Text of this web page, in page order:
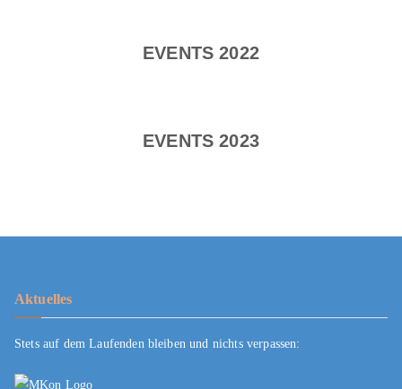
EVENTS 2023
EVENTS 2022
Aktuelles
Stets auf dem Laufenden bleiben und nichts verpassen: